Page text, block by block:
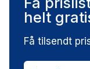
helt
Få tilsendt